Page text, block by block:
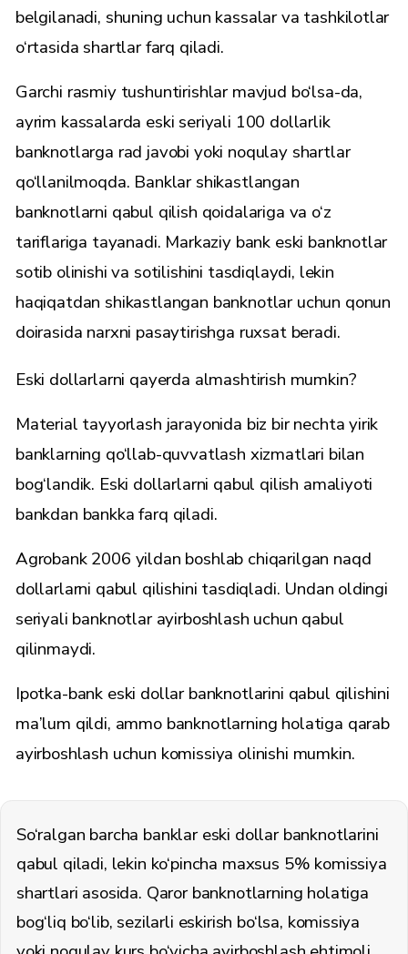
belgilanadi, shuning uchun kassalar va tashkilotlar
o‘rtasida shartlar farq qiladi.
Garchi rasmiy tushuntirishlar mavjud bo‘lsa-da,
ayrim kassalarda eski seriyali 100 dollarlik
banknotlarga rad javobi yoki noqulay shartlar
qo‘llanilmoqda. Banklar shikastlangan
banknotlarni qabul qilish qoidalariga va o‘z
tariflariga tayanadi. Markaziy bank eski banknotlar
sotib olinishi va sotilishini tasdiqlaydi, lekin
haqiqatdan shikastlangan banknotlar uchun qonun
doirasida narxni pasaytirishga ruxsat beradi.
Eski dollarlarni qayerda almashtirish mumkin?
Material tayyorlash jarayonida biz bir nechta yirik
banklarning qo‘llab-quvvatlash xizmatlari bilan
bog‘landik. Eski dollarlarni qabul qilish amaliyoti
bankdan bankka farq qiladi.
Agrobank 2006 yildan boshlab chiqarilgan naqd
dollarlarni qabul qilishini tasdiqladi. Undan oldingi
seriyali banknotlar ayirboshlash uchun qabul
qilinmaydi.
Ipotka-bank eski dollar banknotlarini qabul qilishini
ma’lum qildi, ammo banknotlarning holatiga qarab
ayirboshlash uchun komissiya olinishi mumkin.
So‘ralgan barcha banklar eski dollar banknotlarini
qabul qiladi, lekin ko‘pincha maxsus 5% komissiya
shartlari asosida. Qaror banknotlarning holatiga
bog‘liq bo‘lib, sezilarli eskirish bo‘lsa, komissiya